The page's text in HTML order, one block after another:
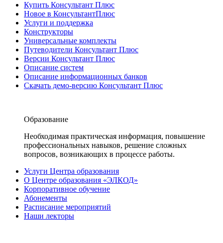
Купить Консультант Плюс
Новое в КонсультантПлюс
Услуги и поддержка
Конструкторы
Универсальные комплекты
Путеводители Консультант Плюс
Версии Консультант Плюс
Описание систем
Описание информационных банков
Скачать демо-версию Консультант Плюс
Образование
Необходимая практическая информация, повышение
профессиональных навыков, решение сложных
вопросов, возникающих в процессе работы.
Услуги Центра образования
О Центре образования «ЭЛКОД»
Корпоративное обучение
Абонементы
Расписание мероприятий
Наши лекторы